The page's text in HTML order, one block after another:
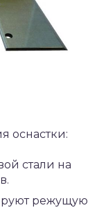
оснастки:
стали на
режущую